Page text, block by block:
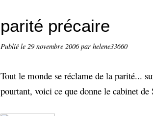
parité précaire
Publié le 29 novembre 2006par helene33660
Tout le monde se réclame de la parité...
pourtant, voici ce que donne le cabinet